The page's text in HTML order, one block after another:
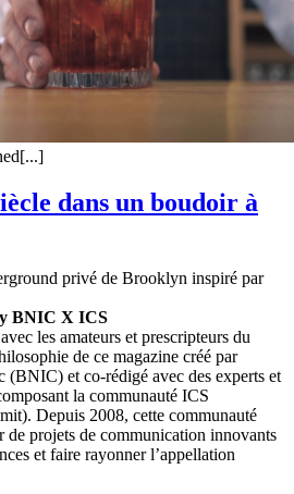
dans un boudoir à
privé de Brooklyn inspiré par
BNIC X ICS
les amateurs et prescripteurs du
de ce magazine créé par
(BNIC) et co-rédigé avec des experts et
la communauté ICS
Depuis 2008, cette communauté
de projets de communication innovants
et faire rayonner l’appellation